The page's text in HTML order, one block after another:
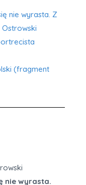
nie wyrasta. Z
Ostrowski
(fragment
nie wyrasta.